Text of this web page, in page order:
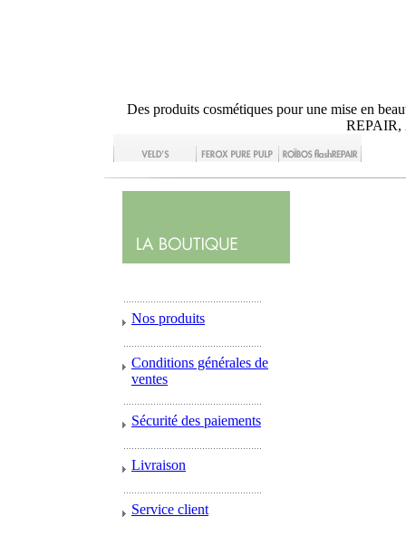
Des produits cosmétiques pour une mise en
REPAIR,
Nos produits
Conditions générales de
ventes
Sécurité des paiements
Livraison
Service client